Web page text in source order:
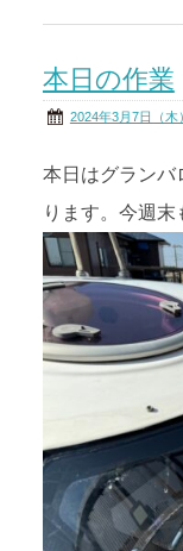
本日の作業
2024年3月7日（木）
本日はグランバ
ります。今週末